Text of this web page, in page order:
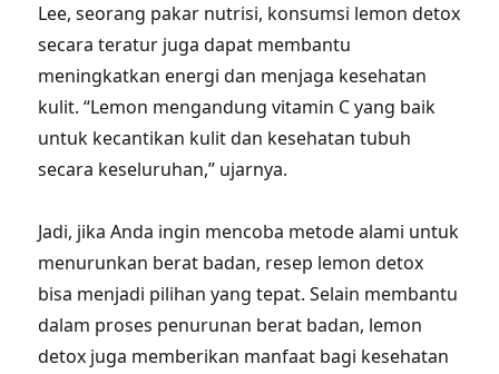
Lee, seorang pakar nutrisi, konsumsi lemon detox
secara teratur juga dapat membantu
meningkatkan energi dan menjaga kesehatan
kulit. “Lemon mengandung vitamin C yang baik
untuk kecantikan kulit dan kesehatan tubuh
secara keseluruhan,” ujarnya.
Jadi, jika Anda ingin mencoba metode alami untuk
menurunkan berat badan, resep lemon detox
bisa menjadi pilihan yang tepat. Selain membantu
dalam proses penurunan berat badan, lemon
detox juga memberikan manfaat bagi kesehatan